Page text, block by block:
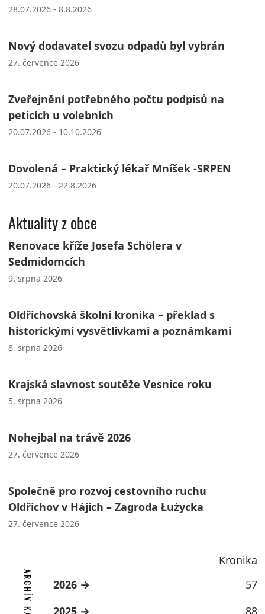
28.07.2026 - 8.8.2026
Nový dodavatel svozu odpadů byl vybrán
27. července 2026
Zveřejnění potřebného počtu podpisů na
peticích u volebních
20.07.2026 - 10.10.2026
Dovolená – Praktický lékař Mníšek -SRPEN
20.07.2026 - 22.8.2026
Aktuality z obce
Renovace kříže Josefa Schölera v
Sedmidomcích
9. srpna 2026
Oldřichovská školní kronika – překlad s
historickými vysvětlivkami a poznámkami
8. srpna 2026
Krajská slavnost soutěže Vesnice roku
5. srpna 2026
Nohejbal na trávě 2026
27. července 2026
Společně pro rozvoj cestovního ruchu
Oldřichov v Hájích – Zagroda Łużycka
27. července 2026
Kronika
2026
57
2025
88